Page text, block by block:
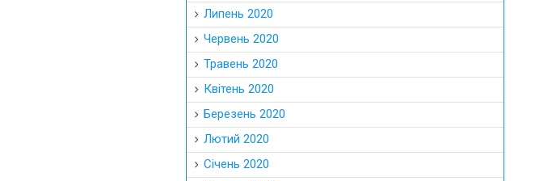
Липень 2020
Червень 2020
Травень 2020
Квітень 2020
Березень 2020
Лютий 2020
Січень 2020